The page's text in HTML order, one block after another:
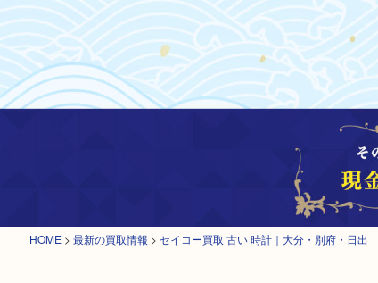
HOME > 最新の買取情報 > セイコー買取 古い 時計｜大分・別府・日出